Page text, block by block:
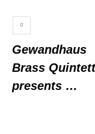
Gewandhaus
Brass Quintett
presents …